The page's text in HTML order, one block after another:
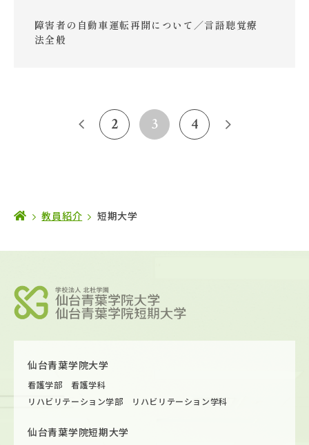
障害者の自動車運転再開について／言語聴覚療
法全般
2 3 4
教員紹介 短期大学
仙台青葉学院大学
看護学部 看護学科
リハビリテーション学部 リハビリテーション学科
仙台青葉学院短期大学